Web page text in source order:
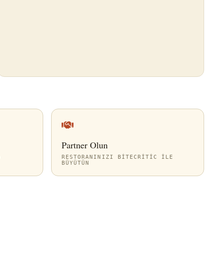
Partner Olun
RESTORANINIZI BITECRITIC ILE
BÜYÜTÜN